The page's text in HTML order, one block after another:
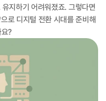
지하기 어려워졌죠. 그렇다면
로 디지털 전환 시대를 준비해
?